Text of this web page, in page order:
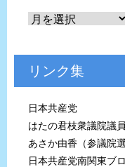
リンク集
日本共産党
はたの君枝衆議院議員
あさか由香（参議院選
日本共産党南関東ブ